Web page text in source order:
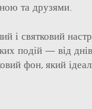
та друзями.
святковий
подій — від
фон, який